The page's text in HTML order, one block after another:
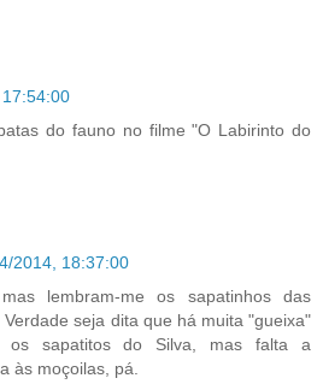
do fauno no filme "O Labirinto do
2014, 18:37:00
lembram-me os sapatinhos das
seja dita que há muita "gueixa"
sapatitos do Silva, mas falta a
às moçoilas, pá.